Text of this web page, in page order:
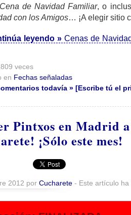
Cena de Navidad Familiar, o
con los Amigos… ¡A elegir sitio
leyendo » Cenas de
veces
en Fechas señaladas
todavía » [Escribe tú el
Pintxos en Madrid
¡Sólo este mes!
2012 por Cucharete - Este artículo